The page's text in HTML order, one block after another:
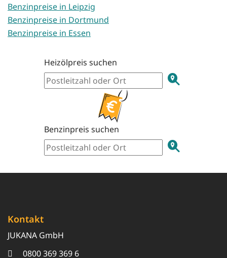
Benzinpreise in Leipzig
Benzinpreise in Dortmund
Benzinpreise in Essen
Heizölpreis suchen
Benzinpreis suchen
Kontakt
JUKANA GmbH
0800 369 369 6